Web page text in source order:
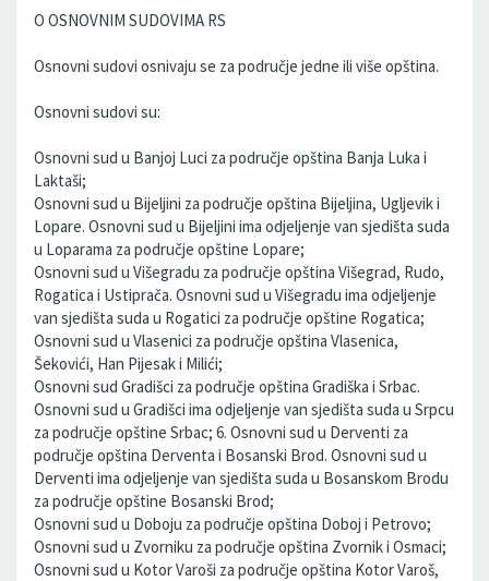
O OSNOVNIM SUDOVIMA RS
Osnovni sudovi osnivaju se za područje jedne ili više opština.
Osnovni sudovi su:
Osnovni sud u Banjoj Luci za područje opština Banja Luka i
Laktaši;
Osnovni sud u Bijeljini za područje opština Bijeljina, Ugljevik i
Lopare. Osnovni sud u Bijeljini ima odjeljenje van sjedišta suda
u Loparama za područje opštine Lopare;
Osnovni sud u Višegradu za područje opština Višegrad, Rudo,
Rogatica i Ustiprača. Osnovni sud u Višegradu ima odjeljenje
van sjedišta suda u Rogatici za područje opštine Rogatica;
Osnovni sud u Vlasenici za područje opština Vlasenica,
Šekovići, Han Pijesak i Milići;
Osnovni sud Gradišci za područje opština Gradiška i Srbac.
Osnovni sud u Gradišci ima odjeljenje van sjedišta suda u Srpcu
za područje opštine Srbac; 6. Osnovni sud u Derventi za
područje opština Derventa i Bosanski Brod. Osnovni sud u
Derventi ima odjeljenje van sjedišta suda u Bosanskom Brodu
za područje opštine Bosanski Brod;
Osnovni sud u Doboju za područje opština Doboj i Petrovo;
Osnovni sud u Zvorniku za područje opština Zvornik i Osmaci;
Osnovni sud u Kotor Varoši za područje opština Kotor Varoš,